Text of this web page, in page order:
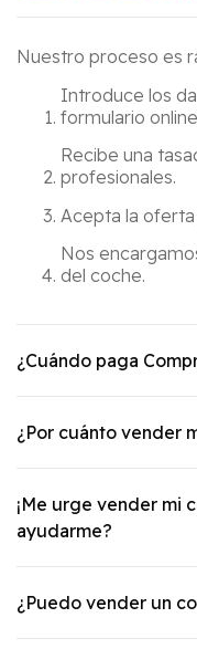
Nuestro proceso es
Introduce los
formulario
Recibe una
profesionales.
Acepta la
Nos
del coche.
¿Cuándo paga
¿Por cuánto vender
¡Me urge vender mi
ayudarme?
¿Puedo vender un